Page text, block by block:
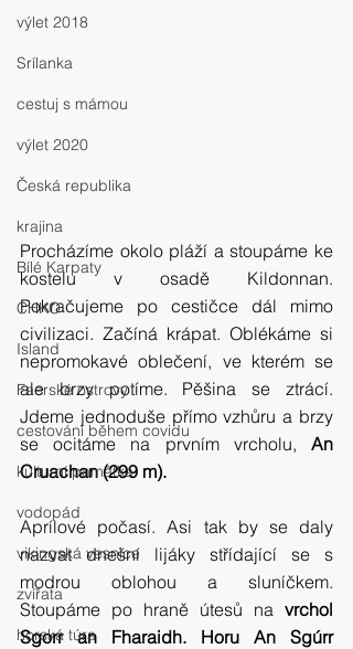
výlet 2018
Srílanka
cestuj s mámou
výlet 2020
Česká republika
krajina
Bílé Karpaty
CHKO
Island
Faerské ostrovy
cestování během covidu
kulturní památka
vodopád
vikingská vesnice
zvířata
horská túra
Procházíme okolo pláží a stoupáme ke
kostelu v osadě Kildonnan.
Pokračujeme po cestičce dál mimo
civilizaci. Začíná krápat. Oblékáme si
nepromokavé oblečení, ve kterém se
ale brzy potíme. Pěšina se ztrácí.
Jdeme jednoduše přímo vzhůru a brzy
se ocitáme na prvním vrcholu, An
Cruachan (299 m).
Aprílové počasí. Asi tak by se daly
nazvat dnešní lijáky střídající se s
modrou oblohou a sluníčkem.
Stoupáme po hraně útesů na vrchol
Sgorr an Fharaidh. Horu An Sgúrr